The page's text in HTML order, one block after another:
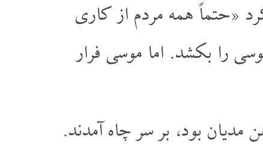
«حتماً همه مردم از کاری
را بکشد. اما موسی فرار
بود، بر سر چاه آمدند.